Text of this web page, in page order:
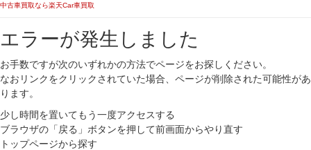
中古車買取なら楽天Car車買取
エラーが発生しました
お手数ですが次のいずれかの方法でページをお探しください。
なおリンクをクリックされていた場合、ページが削除された可能性があ
ります。
少し時間を置いてもう一度アクセスする
ブラウザの「戻る」ボタンを押して前画面からやり直す
トップページから探す